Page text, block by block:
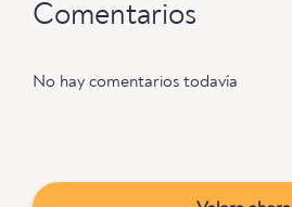
Comentarios
No hay comentarios todavía